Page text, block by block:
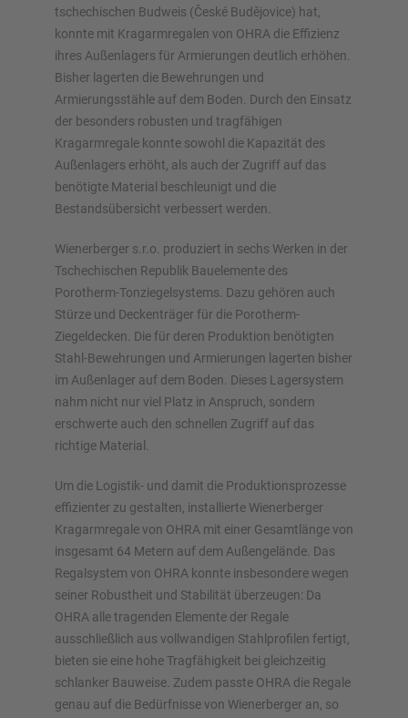
tschechischen Budweis (České Budějovice) hat,
konnte mit Kragarmregalen von OHRA die Effizienz
ihres Außenlagers für Armierungen deutlich erhöhen.
Bisher lagerten die Bewehrungen und
Armierungsstähle auf dem Boden. Durch den Einsatz
der besonders robusten und tragfähigen
Kragarmregale konnte sowohl die Kapazität des
Außenlagers erhöht, als auch der Zugriff auf das
benötigte Material beschleunigt und die
Bestandsübersicht verbessert werden.
Wienerberger s.r.o. produziert in sechs Werken in der
Tschechischen Republik Bauelemente des
Porotherm-Tonziegelsystems. Dazu gehören auch
Stürze und Deckenträger für die Porotherm-
Ziegeldecken. Die für deren Produktion benötigten
Stahl-Bewehrungen und Armierungen lagerten bisher
im Außenlager auf dem Boden. Dieses Lagersystem
nahm nicht nur viel Platz in Anspruch, sondern
erschwerte auch den schnellen Zugriff auf das
richtige Material.
Um die Logistik- und damit die Produktionsprozesse
effizienter zu gestalten, installierte Wienerberger
Kragarmregale von OHRA mit einer Gesamtlänge von
insgesamt 64 Metern auf dem Außengelände. Das
Regalsystem von OHRA konnte insbesondere wegen
seiner Robustheit und Stabilität überzeugen: Da
OHRA alle tragenden Elemente der Regale
ausschließlich aus vollwandigen Stahlprofilen fertigt,
bieten sie eine hohe Tragfähigkeit bei gleichzeitig
schlanker Bauweise. Zudem passte OHRA die Regale
genau auf die Bedürfnisse von Wienerberger an, so
Lagersysteme im Überblick
Palettenregale
Verschieberegale
Automatische Lagersysteme
Regalhalle
Lagerbühne
Planen Sie Ihr Regalsystem individuell mit unseren
Konfiguratoren – inklusive direkter Anfrage
Jetzt Regal konfigurieren